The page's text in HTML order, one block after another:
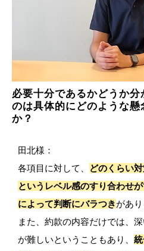
必要十分であるかどうか分
のは具体的にどのような懸
か？
田北様：
各項目に対して、
どのくらい
というレベル感のすり合わせ
によって判断にバラつきがあり
また、約款の内容だけでは、
が難しいということもあり、